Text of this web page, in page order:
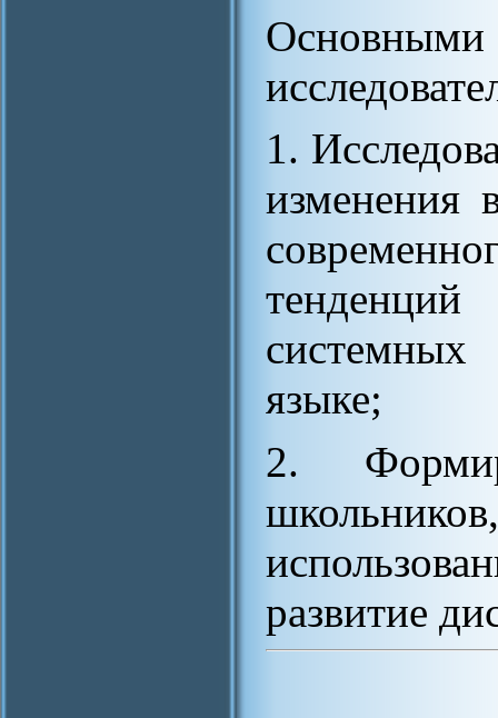
1.
изменения
языке;
2.
развитие